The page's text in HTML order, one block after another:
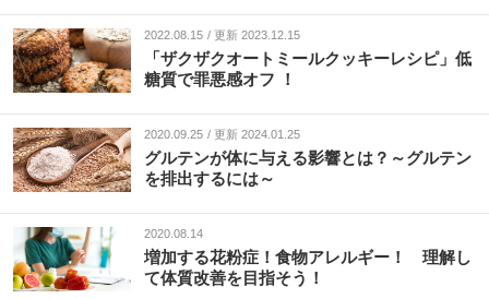
「ザクザクオートミールクッキーレシピ」低
糖質で罪悪感オフ ！
2022.08.15 更新 2023.12.15
グルテンが体に与える影響とは？～グルテン
を排出するには～
2020.09.25 更新 2024.01.25
増加する花粉症！食物アレルギー！ 理解し
て体質改善を目指そう！
2020.08.14